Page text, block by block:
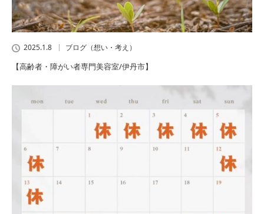
2025.1.8 ブログ（想い・考え）
【高齢者・障がい者専門美容室/伊丹市】